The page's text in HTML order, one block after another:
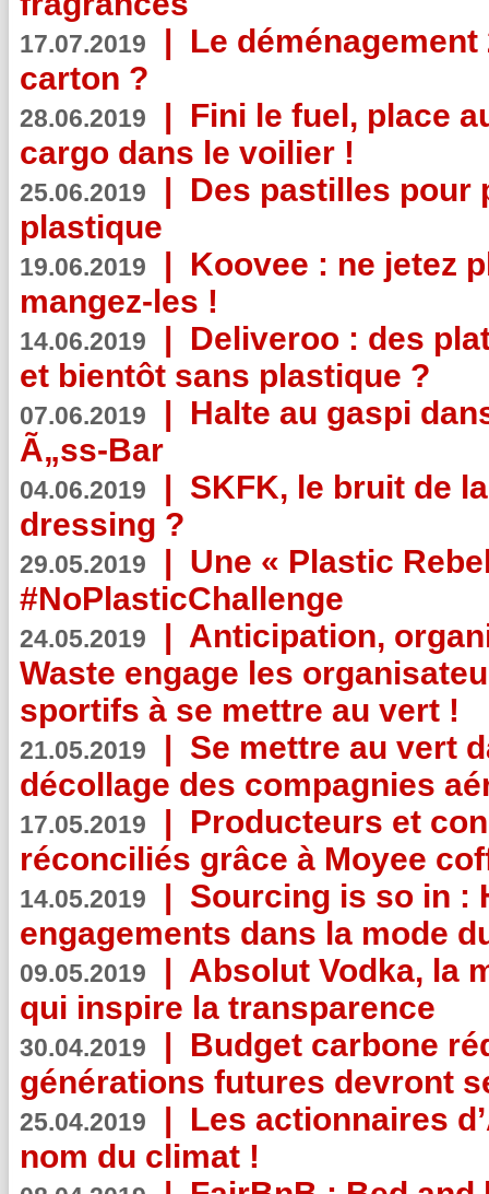
17.07.2019 | Le
carton ?
28.06.2019 | Fini le fuel, place
cargo dans le voilier !
25.06.2019 | Des pastilles pour
plastique
19.06.2019 | Koovee : ne jetez
mangez-les !
14.06.2019 | Deliveroo : des
et bientôt sans plastique ?
07.06.2019 | Halte au gaspi
Ã„ss-Bar
04.06.2019 | SKFK, le bruit de
dressing ?
29.05.2019 | Une « Plastic
#NoPlasticChallenge
24.05.2019 | Anticipation,
Waste engage les
sportifs à se mettre au vert !
21.05.2019 | Se mettre au vert
décollage des compagnies
17.05.2019 | Producteurs et
réconciliés grâce à Moyee
14.05.2019 | Sourcing is so in :
engagements dans la mode
09.05.2019 | Absolut Vodka, la
qui inspire la transparence
30.04.2019 | Budget carbone
générations futures devront
25.04.2019 | Les actionnaires
nom du climat !